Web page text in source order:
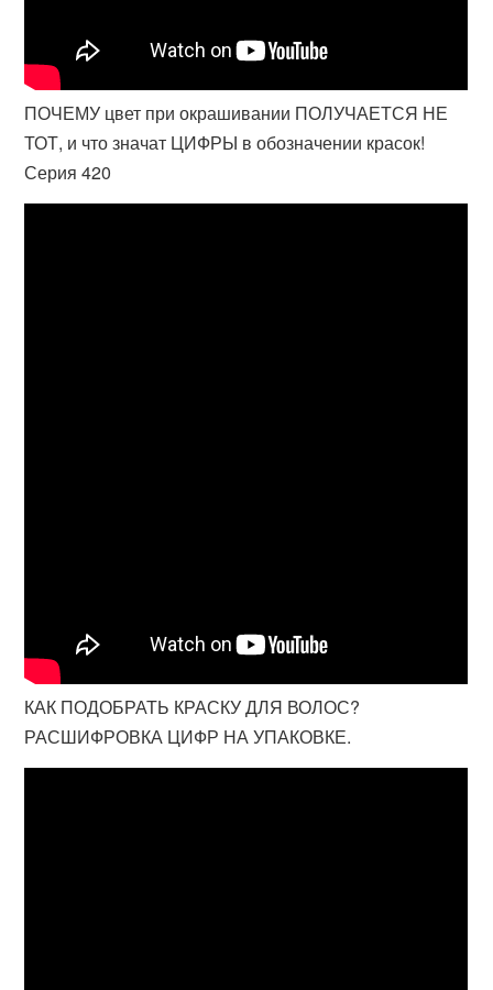
ПОЧЕМУ цвет при окрашивании ПОЛУЧАЕТСЯ НЕ
ТОТ, и что значат ЦИФРЫ в обозначении красок!
Серия 420
КАК ПОДОБРАТЬ КРАСКУ ДЛЯ ВОЛОС?
РАСШИФРОВКА ЦИФР НА УПАКОВКЕ.